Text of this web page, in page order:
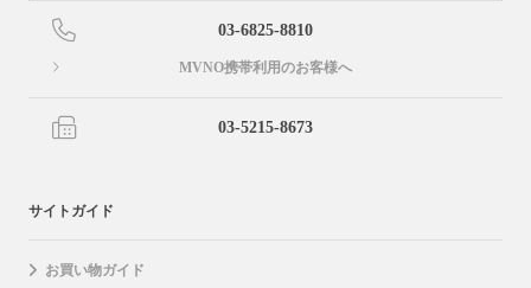
03-6825-8810
MVNO携帯利用のお客様へ
03-5215-8673
サイトガイド
お買い物ガイド